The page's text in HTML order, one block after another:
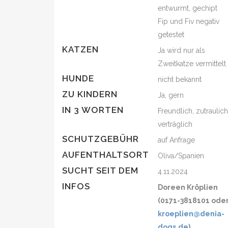
entwurmt, gechipt
Fip und Fiv negativ
getestet
KATZEN
Ja wird nur als
Zweitkatze vermittelt
HUNDE nicht bekannt
ZU KINDERN Ja, gern
IN 3 WORTEN
Freundlich,
verträglich
SCHUTZGEBÜHR auf Anfrage
AUFENTHALTSORT Oliva/Spanien
SUCHT SEIT DEM 4.11.2024
INFOS
Doreen Kröplien
(0171-3818101
kroeplien@denia-